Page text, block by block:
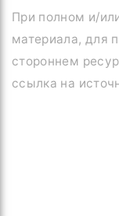
При полном и/
материала, для
стороннем
ссылка на